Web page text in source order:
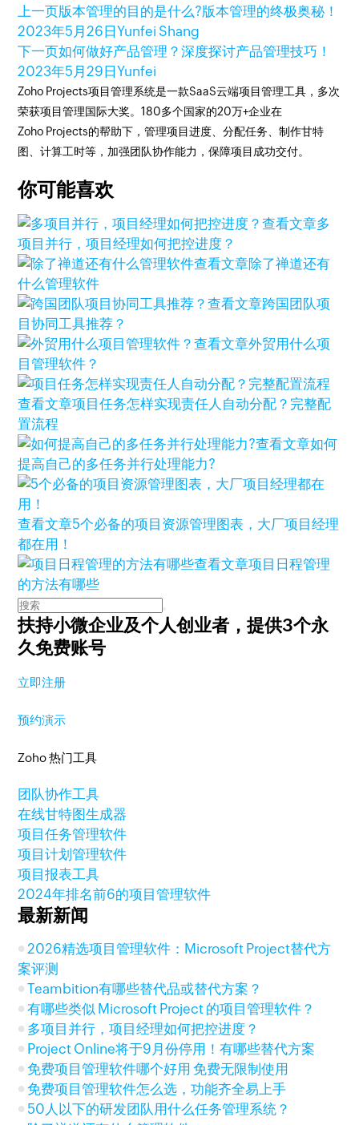
上一页版本管理的目的是什么?版本管理的终极奥秘！
2023年5月26日Yunfei Shang
下一页如何做好产品管理？深度探讨产品管理技巧！
2023年5月29日Yunfei
Zoho Projects项目管理系统是一款SaaS云端项目管理工具，多次
荣获项目管理国际大奖。180多个国家的20万+企业在
Zoho Projects的帮助下，管理项目进度、分配任务、制作甘特
图、计算工时等，加强团队协作能力，保障项目成功交付。
你可能喜欢
查看文章多
项目并行，项目经理如何把控进度？
查看文章除了禅道还有
什么管理软件
查看文章跨国团队项
目协同工具推荐？
查看文章外贸用什么项
目管理软件？
查看文章项目任务怎样实现责任人自动分配？完整配
置流程
查看文章如何
提高自己的多任务并行处理能力?
查看文章5个必备的项目资源管理图表，大厂项目经理
都在用！
查看文章项目日程管理
的方法有哪些
扶持小微企业及个人创业者，提供3个永
久免费账号
立即注册
预约演示
Zoho 热门工具
团队协作工具
在线甘特图生成器
项目任务管理软件
项目计划管理软件
项目报表工具
2024年排名前6的项目管理软件
最新新闻
2026精选项目管理软件：Microsoft Project替代方
案评测
Teambition有哪些替代品或替代方案？
有哪些类似 Microsoft Project 的项目管理软件？
多项目并行，项目经理如何把控进度？
Project Online将于9月份停用！有哪些替代方案
免费项目管理软件哪个好用 免费无限制使用
免费项目管理软件怎么选，功能齐全易上手
50人以下的研发团队用什么任务管理系统？